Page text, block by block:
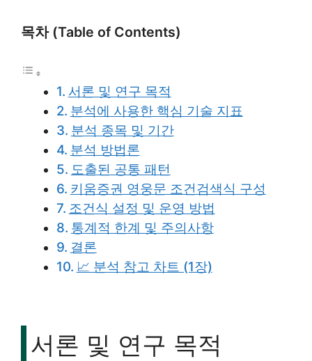
목차 (Table of Contents)
서론 및 연구 목적
분석에 사용한 핵심 기술 지표
분석 종목 및 기간
분석 방법론
도출된 공통 패턴
키움증권 영웅문 조건검색식 구성
조건식 설정 및 운영 방법
통계적 한계 및 주의사항
결론
📈 분석 참고 차트 (1장)
서론 및 연구 목적